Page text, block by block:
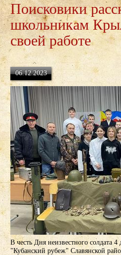
Поисковики
школьникам
своей работе
06.12.2023
В честь Дня неизвестного солдата 4
"Кубанский рубеж" Славянской